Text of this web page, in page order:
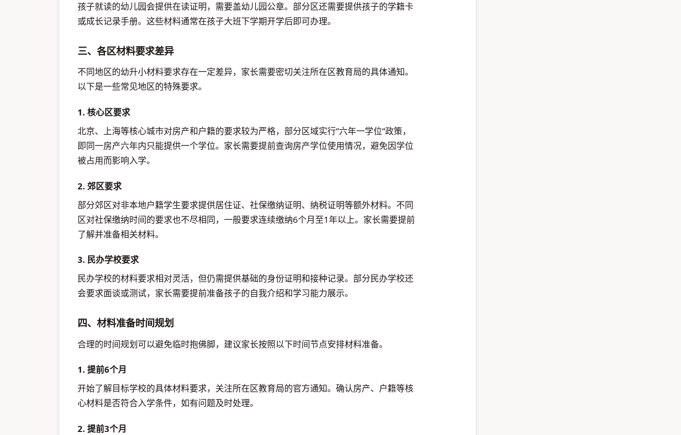
孩子就读的幼儿园会提供在读证明，需要盖幼儿园公章。部分区还需要提供孩子的学籍卡
或成长记录手册。这些材料通常在孩子大班下学期开学后即可办理。
三、各区材料要求差异
不同地区的幼升小材料要求存在一定差异，家长需要密切关注所在区教育局的具体通知。
以下是一些常见地区的特殊要求。
1. 核心区要求
北京、上海等核心城市对房产和户籍的要求较为严格，部分区域实行“六年一学位“政策，
即同一房产六年内只能提供一个学位。家长需要提前查询房产学位使用情况，避免因学位
被占用而影响入学。
2. 郊区要求
部分郊区对非本地户籍学生要求提供居住证、社保缴纳证明、纳税证明等额外材料。不同
区对社保缴纳时间的要求也不尽相同，一般要求连续缴纳6个月至1年以上。家长需要提前
了解并准备相关材料。
3. 民办学校要求
民办学校的材料要求相对灵活，但仍需提供基础的身份证明和接种记录。部分民办学校还
会要求面谈或测试，家长需要提前准备孩子的自我介绍和学习能力展示。
四、材料准备时间规划
合理的时间规划可以避免临时抱佛脚，建议家长按照以下时间节点安排材料准备。
1. 提前6个月
开始了解目标学校的具体材料要求，关注所在区教育局的官方通知。确认房产、户籍等核
心材料是否符合入学条件，如有问题及时处理。
2. 提前3个月